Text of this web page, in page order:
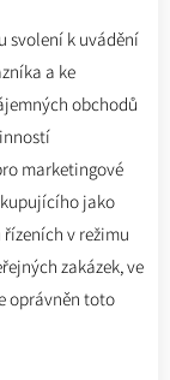
svolení k uvádění
a ke
obchodů
marketingové
jako
v režimu
zakázek, ve
oprávněn toto